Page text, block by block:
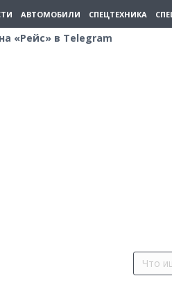
АВТОМОБИЛИ СПЕЦТЕХНИКА
на «Рейс» в Telegram